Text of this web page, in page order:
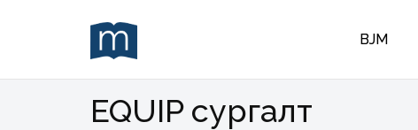
BJM
EQUIP сургалт